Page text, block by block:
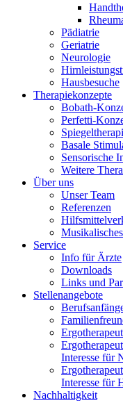
Pädiatrie
Geriatrie
Neurologie
Hausbesuche
Therapiekonzepte
Bobath-
Perfetti-
Basale
Sensorische
Weitere
Über uns
Unser Team
Referenzen
Service
Info für Ärzte
Downloads
Links und
Stellenangebote
Interesse für
Interesse für
Nachhaltigkeit